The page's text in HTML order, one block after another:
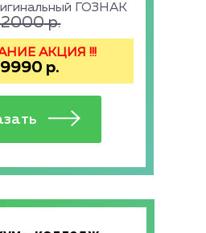
ГОЗНАК
р.
АКЦИЯ !!!
р.